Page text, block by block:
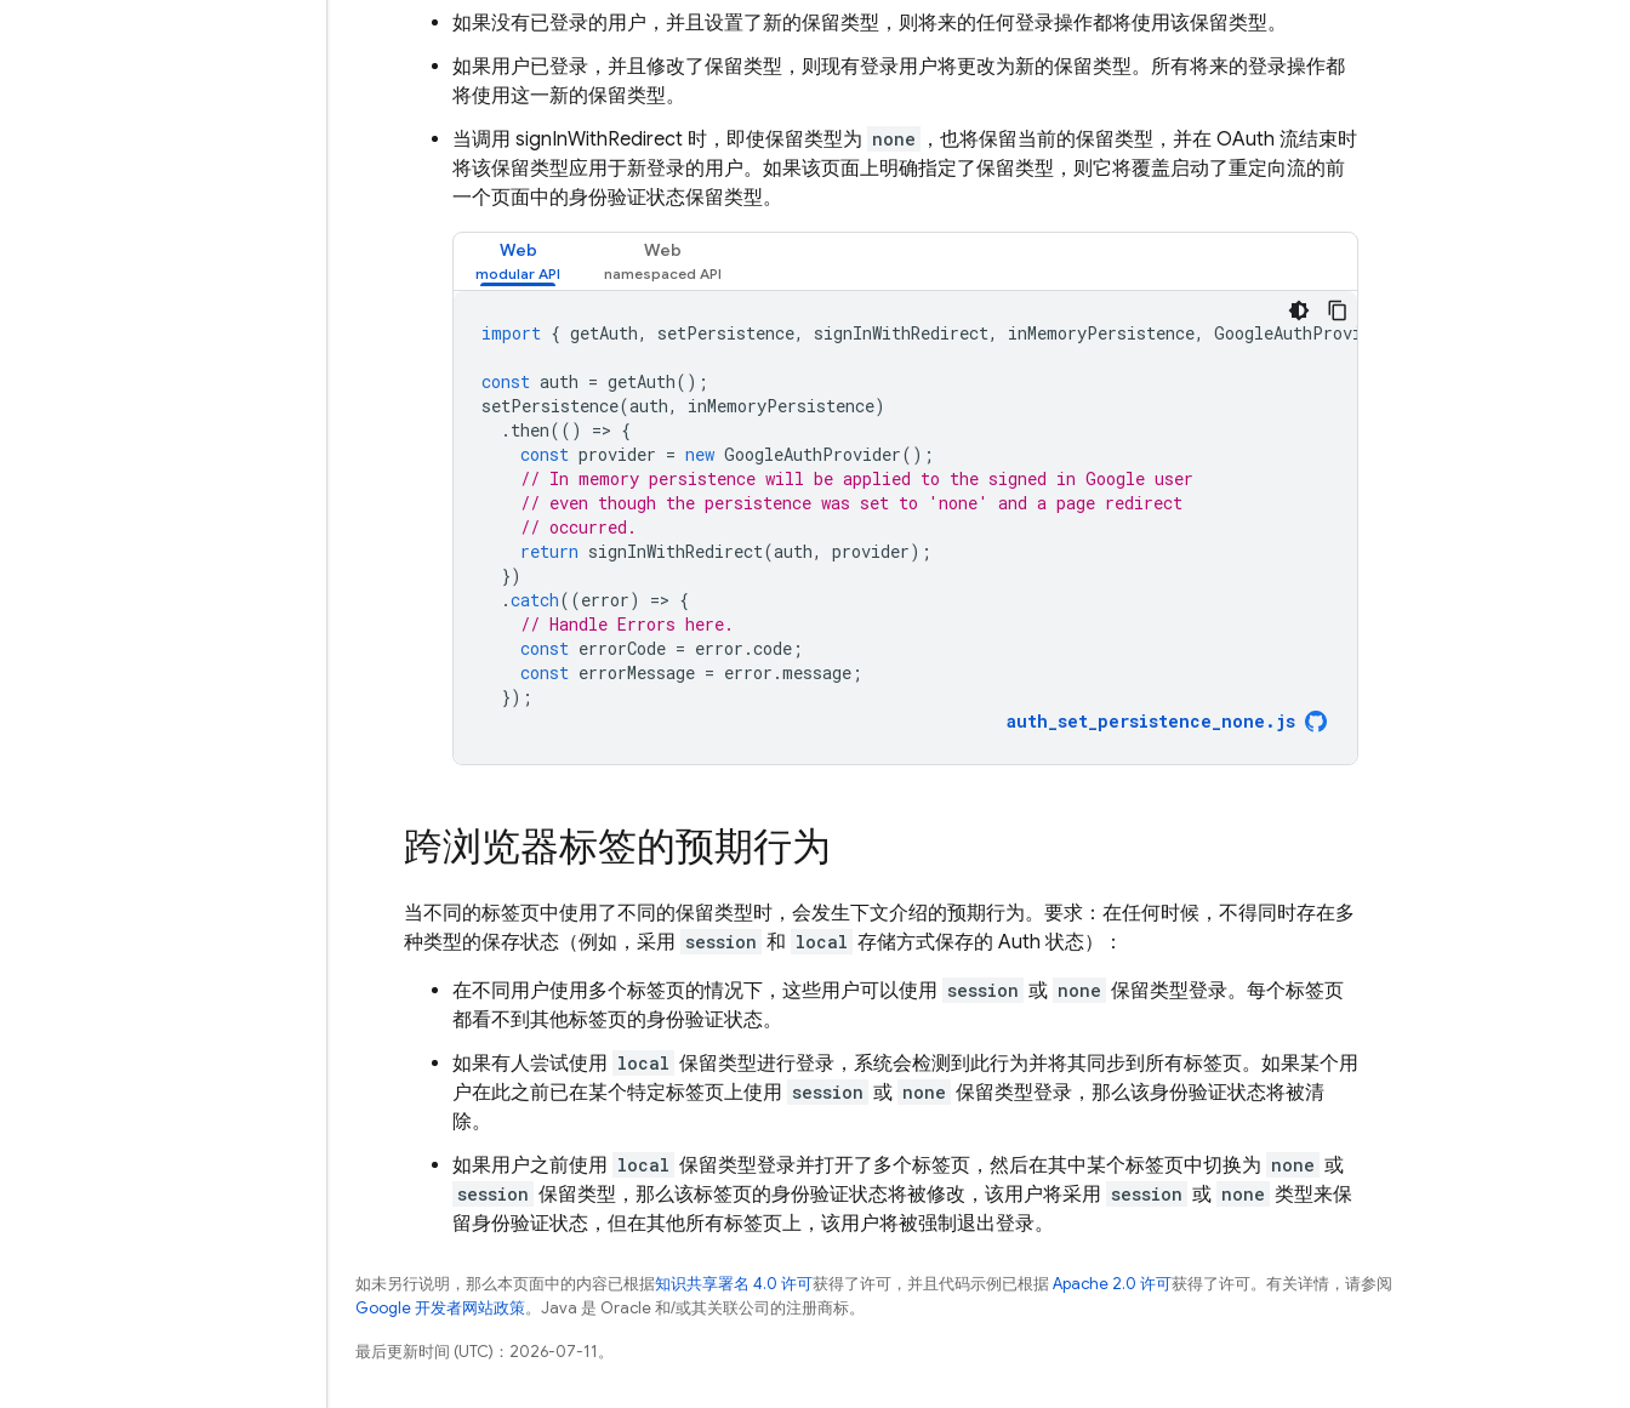
如果没有已登录的用户，并且设置了新的保留类型，则将来的任何登录操作都将使用该保留类型。
如果用户已登录，并且修改了保留类型，则现有登录用户将更改为新的保留类型。所有将来的登录操作都
将使用这一新的保留类型。
当调用 signInWithRedirect 时，即使保留类型为 none
，也将保留当前的保留类型，并在 OAuth 流结束时
将该保留类型应用于新登录的用户。如果该页面上明确指定了保留类型，则它将覆盖启动了重定向流的前
一个页面中的身份验证状态保留类型。
Web Web
import { getAuth, setPersistence, signInWithRedirect, inMemoryPersistence, GoogleAuthProvider
const auth = getAuth();
setPersistence(auth, inMemoryPersistence)
. then(() => {
const provider = new GoogleAuthProvider();
// In memory persistence will be applied to the signed in Google user
// even though the persistence was set to 'none' and a page redirect
// occurred.
return signInWithRedirect(auth, provider);
})
.catch((error) => {
// Handle Errors here.
const errorCode = error .code ;
const errorMessage = error .message ;
});
auth_set_persistence_none . js
跨浏览器标签的预期行为
当不同的标签页中使用了不同的保留类型时，会发生下文介绍的预期行为。要求：在任何时候，不得同时存在多
种类型的保存状态（例如，采用 session 和 local 存储方式保存的 Auth 状态）：
在不同用户使用多个标签页的情况下，这些用户可以使用 session 或 none 保留类型登录。每个标签页
都看不到其他标签页的身份验证状态。
如果有人尝试使用 local 保留类型进行登录，系统会检测到此行为并将其同步到所有标签页。如果某个用
户在此之前已在某个特定标签页上使用 session 或 none 保留类型登录，那么该身份验证状态将被清
除。
如果用户之前使用 local 保留类型登录并打开了多个标签页，然后在其中某个标签页中切换为 none 或
session 保留类型，那么该标签页的身份验证状态将被修改，该用户将采用 session 或 none 类型来保
留身份验证状态，但在其他所有标签页上，该用户将被强制退出登录。
如未另行说明，那么本页面中的内容已根据知识共享署名 4.0 许可获得了许可，并且代码示例已根据Apache 2.0 许可获得了许可。有关详情，请参阅
Google 开发者网站政策。Java 是 Oracle 和/或其关联公司的注册商标。
最后更新时间 (UTC)：2026-07-11。